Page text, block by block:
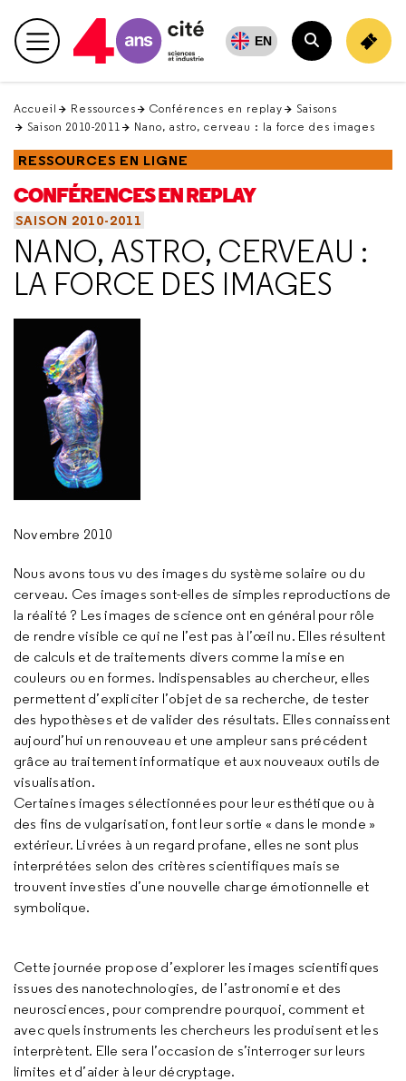
en
haut Menu principal EN
Rechercher
Accueil Ressources Conférences en replay
Saisons
Saison 2010-2011
Nano, astro, cerveau : la force des images
RESSOURCES EN LIGNE
CONFÉRENCES EN REPLAY
SAISON 2010-2011
NANO, ASTRO, CERVEAU :
LA FORCE DES IMAGES
Novembre 2010
Nous avons tous vu des images du système solaire ou du
cerveau. Ces images sont-elles de simples reproductions de
la réalité ? Les images de science ont en général pour rôle
de rendre visible ce qui ne l’est pas à l’œil nu. Elles résultent
de calculs et de traitements divers comme la mise en
couleurs ou en formes. Indispensables au chercheur, elles
permettent d’expliciter l’objet de sa recherche, de tester
des hypothèses et de valider des résultats. Elles connaissent
aujourd’hui un renouveau et une ampleur sans précédent
grâce au traitement informatique et aux nouveaux outils de
visualisation.
Certaines images sélectionnées pour leur esthétique ou à
des fins de vulgarisation, font leur sortie « dans le monde »
extérieur. Livrées à un regard profane, elles ne sont plus
interprétées selon des critères scientifiques mais se
trouvent investies d’une nouvelle charge émotionnelle et
symbolique.
Cette journée propose d’explorer les images scientifiques
issues des nanotechnologies, de l’astronomie et des
neurosciences, pour comprendre pourquoi, comment et
avec quels instruments les chercheurs les produisent et les
interprètent. Elle sera l’occasion de s’interroger sur leurs
limites et d’aider à leur décryptage.